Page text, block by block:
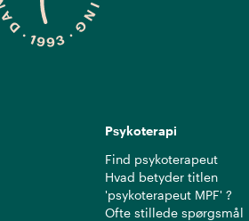
Psykoterapi
Find psykoterapeut
Hvad betyder titlen
'psykoterapeut MPF' ?
Ofte stillede spørgsmål